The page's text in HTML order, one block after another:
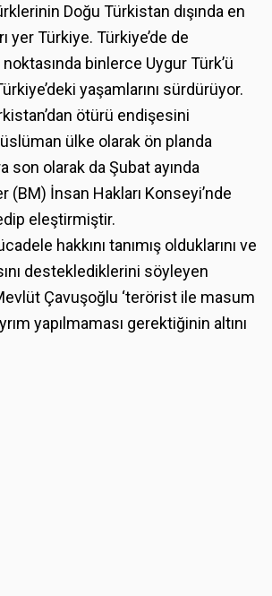
Doğu Türkistan dışında en
yer Türkiye. Türkiye’de de
binlerce Uygur Türk’ü
yaşamlarını sürdürüyor.
ötürü endişesini
ülke olarak ön planda
son olarak da Şubat ayında
(BM) İnsan Hakları Konseyi’nde
eleştirmiştir.
hakkını tanımış olduklarını ve
desteklediklerini söyleyen
Çavuşoğlu ‘terörist ile masum
yapılmaması gerektiğinin altını